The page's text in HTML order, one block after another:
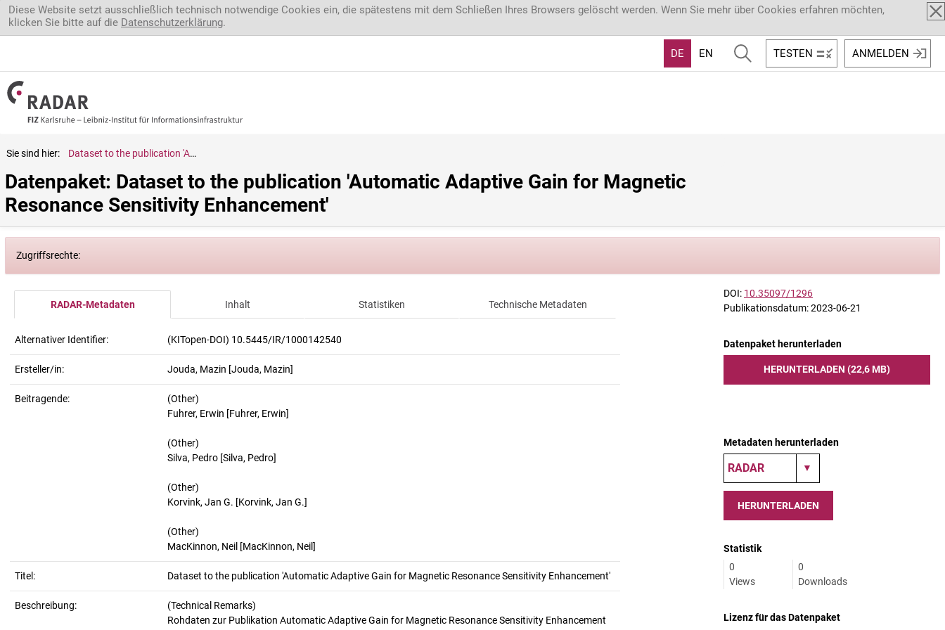
Direkt zum Inhalt
Diese Website setzt ausschließlich technisch notwendige Cookies ein, die spätestens mit dem Schließen Ihres Browsers gelöscht werden. Wenn Sie mehr über Cookies erfahren möchten,
klicken Sie bitte auf die Datenschutzerklärung.
DE EN TESTEN ANMELDEN
Sie sind hier: Dataset to the publication 'Automatic Adaptive Gain for Magnetic Resonance Sensitivity Enhancement'
Datenpaket: Dataset to the publication 'Automatic Adaptive Gain for Magnetic
Resonance Sensitivity Enhancement'
Zugriffsrechte:
RADAR-Metadaten Inhalt Statistiken Technische Metadaten
Alternativer Identifier: (KITopen-DOI) 10.5445/IR/1000142540
Ersteller/in: Jouda, Mazin [Jouda, Mazin]
Beitragende:
(Other)
Fuhrer, Erwin [Fuhrer, Erwin]
(Other)
Silva, Pedro [Silva, Pedro]
(Other)
Korvink, Jan G. [Korvink, Jan G.]
(Other)
MacKinnon, Neil [MacKinnon, Neil]
Titel: Dataset to the publication 'Automatic Adaptive Gain for Magnetic Resonance Sensitivity Enhancement'
Beschreibung:
(Technical Remarks)
Rohdaten zur Publikation Automatic Adaptive Gain for Magnetic Resonance Sensitivity Enhancement
DOI: 10.35097/1296
Publikationsdatum: 2023-06-21
Datenpaket herunterladen
HERUNTERLADEN (22,6 MB)
Metadaten herunterladen
HERUNTERLADEN
Statistik
0
Views
0
Downloads
Lizenz für das Datenpaket